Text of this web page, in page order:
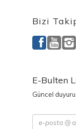
Bizi
E-Bulten
Güncel